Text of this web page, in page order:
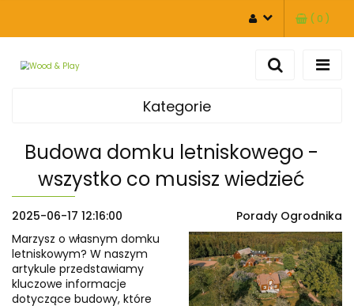
ZALOGUJ SIĘ
DODAJ ZGŁOSZENIE
( 0 )
Kategorie
Budowa domku letniskowego -
wszystko co musisz wiedzieć
2025-06-17 12:16:00
Porady Ogrodnika
Marzysz o własnym domku
letniskowym? W naszym
artykule przedstawiamy
kluczowe informacje
dotyczące budowy, które